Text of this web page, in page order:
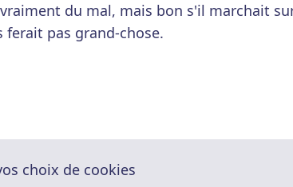
du mal, mais bon s'il marchait
ferait pas grand-chose.
choix de cookies